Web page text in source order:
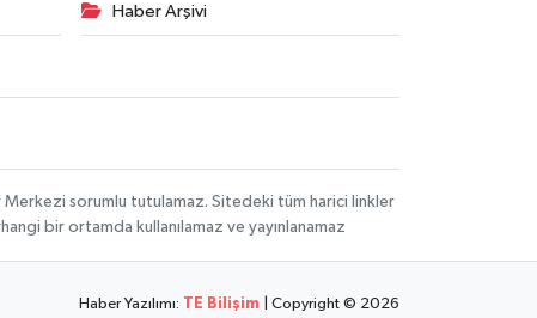
Haber Arşivi
Merkezi sorumlu tutulamaz. Sitedeki tüm harici linkler
bir ortamda kullanılamaz ve yayınlanamaz
Haber Yazılımı: TE Bilişim | Copyright © 2026